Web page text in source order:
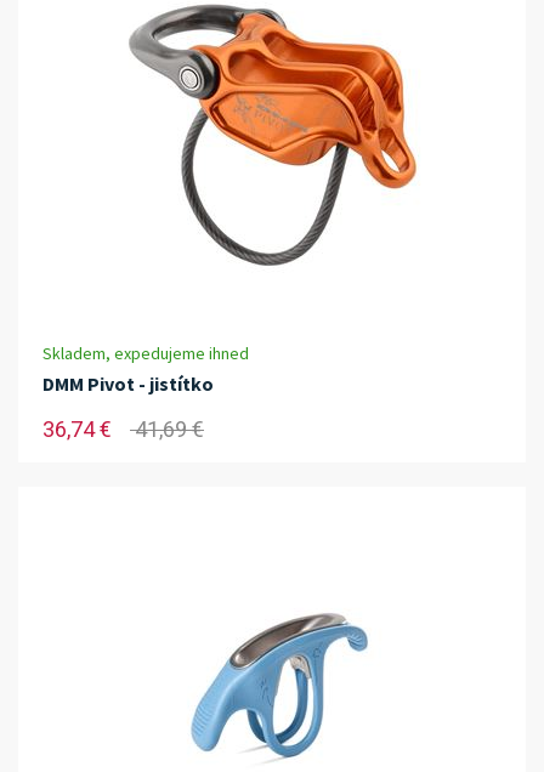
Skladem, expedujeme ihned
DMM Pivot - jistítko
36,74 € 41,69 €